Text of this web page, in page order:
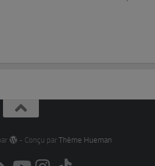
- Conçu par Thème Hueman